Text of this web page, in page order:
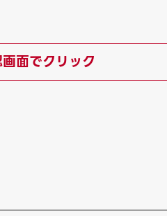
面でクリック